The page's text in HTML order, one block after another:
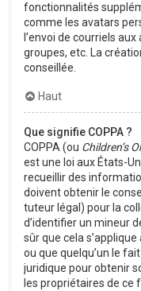
fonctionnalités
comme les avatars
l’envoi de courriels
groupes, etc. La
conseillée.
Haut
Que signifie COPPA ?
COPPA (ou Children’s
est une loi aux États-
recueillir des
doivent obtenir le
tuteur légal) pour la
d’identifier un mineur
sûr que cela
ou que quelqu’un le
juridique pour obtenir
les propriétaires de ce